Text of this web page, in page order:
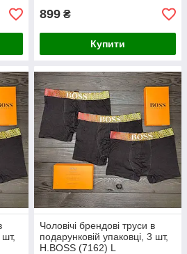
899 ₴
Купити
шт,
Чоловічі брендові труси в
подарунковій упаковці, 3 шт,
Н.ВОSS (7162) L